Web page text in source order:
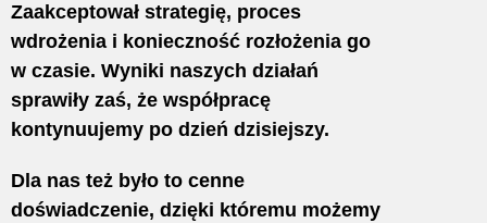
Zaakceptował strategię, proces
wdrożenia i konieczność rozłożenia go
w czasie. Wyniki naszych działań
sprawiły zaś, że współpracę
kontynuujemy po dzień dzisiejszy.
Dla nas też było to cenne
doświadczenie, dzięki któremu możemy